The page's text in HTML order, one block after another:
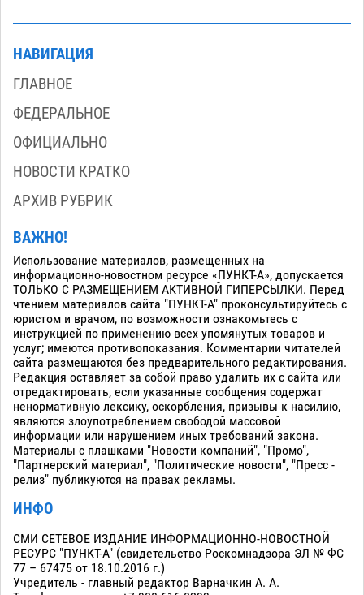
НАВИГАЦИЯ
ГЛАВНОЕ
ФЕДЕРАЛЬНОЕ
ОФИЦИАЛЬНО
НОВОСТИ КРАТКО
АРХИВ РУБРИК
ВАЖНО!
Использование материалов, размещенных на
информационно-новостном ресурсе «ПУНКТ-А», допускается
ТОЛЬКО С РАЗМЕЩЕНИЕМ АКТИВНОЙ ГИПЕРСЫЛКИ. Перед
чтением материалов сайта "ПУНКТ-А" проконсультируйтесь с
юристом и врачом, по возможности ознакомьтесь с
инструкцией по применению всех упомянутых товаров и
услуг; имеются противопоказания. Комментарии читателей
сайта размещаются без предварительного редактирования.
Редакция оставляет за собой право удалить их с сайта или
отредактировать, если указанные сообщения содержат
ненормативную лексику, оскорбления, призывы к насилию,
являются злоупотреблением свободой массовой
информации или нарушением иных требований закона.
Материалы с плашками "Новости компаний", "Промо",
"Партнерский материал", "Политические новости", "Пресс -
релиз" публикуются на правах рекламы.
ИНФО
СМИ СЕТЕВОЕ ИЗДАНИЕ ИНФОРМАЦИОННО-НОВОСТНОЙ
РЕСУРС "ПУНКТ-А" (свидетельство Роскомнадзора ЭЛ № ФС
77 – 67475 от 18.10.2016 г.)
Учредитель - главный редактор Варначкин А. А.